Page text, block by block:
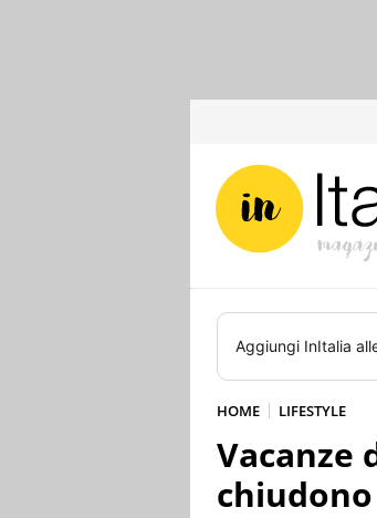
Aggiungi InItalia
HOME LIFESTYLE
Vacanze